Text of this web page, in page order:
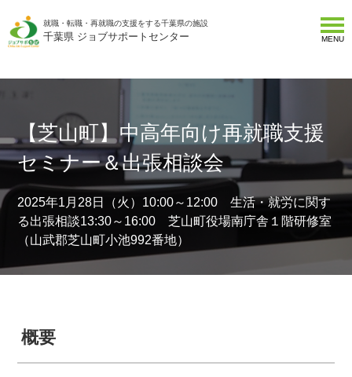
就職・転職・再就職の支援をする千葉県の施設
千葉県 ジョブサポートセンター MENU
【芝山町】中高年向け再就職支援
セミナー＆出張相談会
2025年1月28日（火）10:00～12:00 生活・就労に関す
る出張相談13:30～16:00 芝山町役場南庁舎１階研修室
（山武郡芝山町小池992番地）
概要